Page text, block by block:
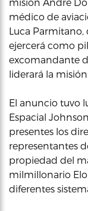
médico de
Luca Parmitano,
ejercerá como
excomandante
liderará la
El anuncio tuvo
Espacial
presentes los
representantes
propiedad del
milmillonario
diferentes